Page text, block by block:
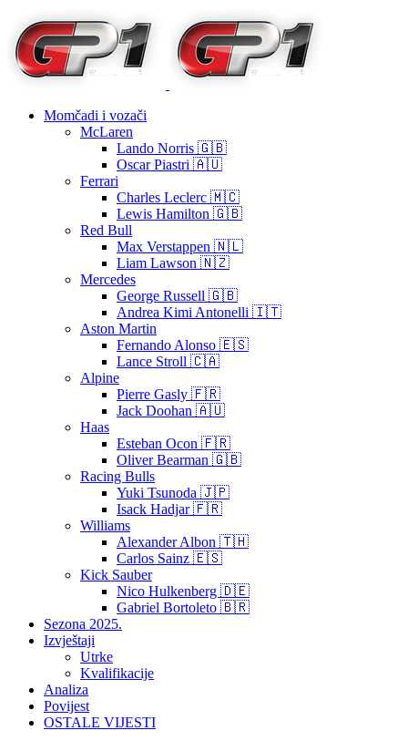
Momčadi i vozači
McLaren
Lando Norris 🇬🇧
Oscar Piastri 🇦🇺
Ferrari
Charles Leclerc 🇲🇨
Lewis Hamilton 🇬🇧
Red Bull
Max Verstappen 🇳🇱
Liam Lawson 🇳🇿
Mercedes
George Russell 🇬🇧
Andrea Kimi Antonelli 🇮🇹
Aston Martin
Fernando Alonso 🇪🇸
Lance Stroll 🇨🇦
Alpine
Pierre Gasly 🇫🇷
Jack Doohan 🇦🇺
Haas
Esteban Ocon 🇫🇷
Oliver Bearman 🇬🇧
Racing Bulls
Yuki Tsunoda 🇯🇵
Isack Hadjar 🇫🇷
Williams
Alexander Albon 🇹🇭
Carlos Sainz 🇪🇸
Kick Sauber
Nico Hulkenberg 🇩🇪
Gabriel Bortoleto 🇧🇷
Sezona 2025.
Izvještaji
Utrke
Kvalifikacije
Analiza
Povijest
OSTALE VIJESTI